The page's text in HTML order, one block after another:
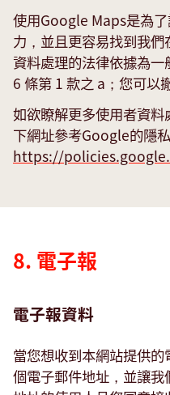
使用Google Maps是為
力，並且更容易找到我
資料處理的法律依據為
6 條第 1 款之 a；您可以
如欲瞭解更多使用者資
下網址參考Google的隱
https://
Newsletter
8. 電子報
電子報資料
當您想收到本網站提供
個電子郵件地址，並讓